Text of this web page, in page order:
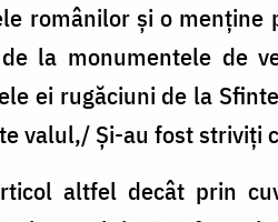
românilor și o menține
la monumentele de
ei rugăciuni de la
valul,/ Și-au fost striviți
altfel decât prin